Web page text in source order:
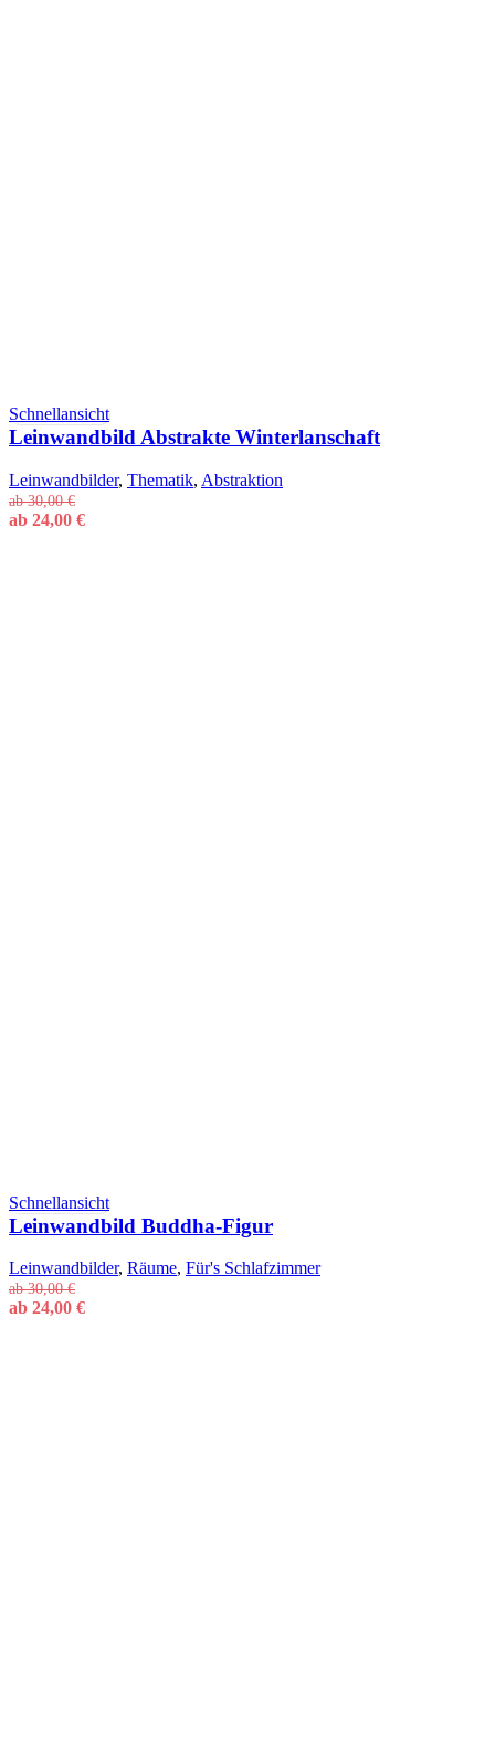
Schnellansicht
Leinwandbild Abstrakte Winterlanschaft
Leinwandbilder, Thematik, Abstraktion
ab30,00€
ab 24,00 €
Schnellansicht
Leinwandbild Buddha-Figur
Leinwandbilder, Räume, Für's Schlafzimmer
ab30,00€
ab 24,00 €